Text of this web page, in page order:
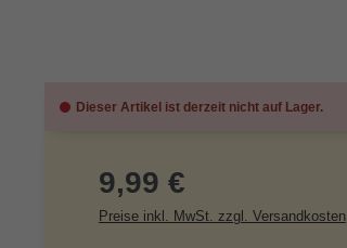
Dieser Artikel ist derzeit nicht auf Lager.
Regulärer Preis:
9,99 €
Preise inkl. MwSt. zzgl. Versandkosten